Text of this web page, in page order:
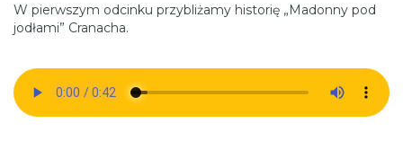
W pierwszym odcinku przybliżamy historię „Madonny pod
jodłami” Cranacha.